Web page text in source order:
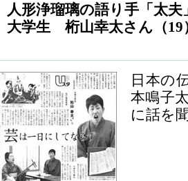
人形浄瑠璃の語り手「太夫
大学生 桁山幸太さん（19
日本の
本鳴子
に話を